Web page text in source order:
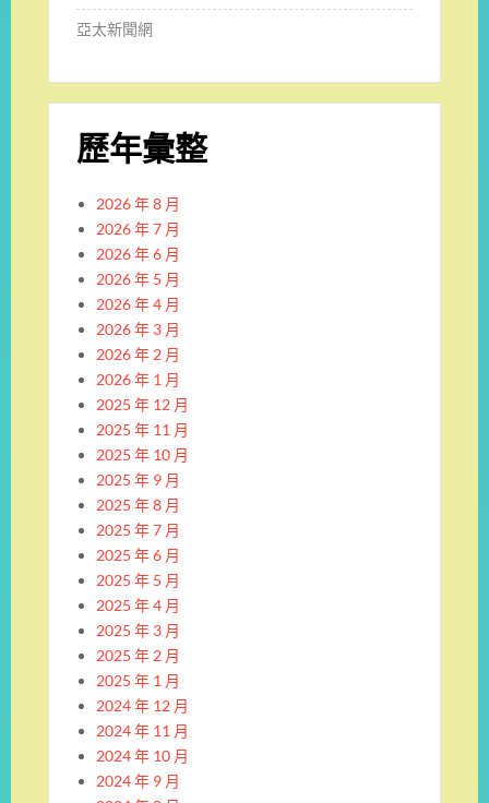
亞太新聞網
歷年彙整
2026 年 8 月
2026 年 7 月
2026 年 6 月
2026 年 5 月
2026 年 4 月
2026 年 3 月
2026 年 2 月
2026 年 1 月
2025 年 12 月
2025 年 11 月
2025 年 10 月
2025 年 9 月
2025 年 8 月
2025 年 7 月
2025 年 6 月
2025 年 5 月
2025 年 4 月
2025 年 3 月
2025 年 2 月
2025 年 1 月
2024 年 12 月
2024 年 11 月
2024 年 10 月
2024 年 9 月